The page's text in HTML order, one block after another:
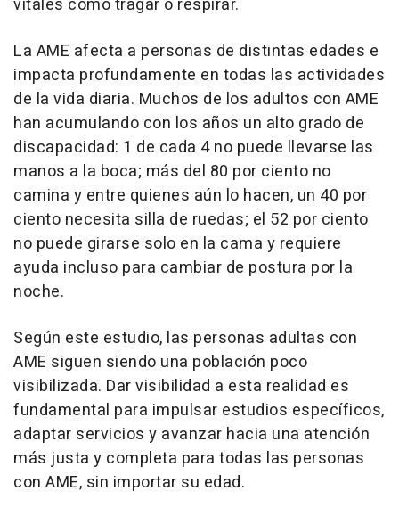
vitales como tragar o respirar.
La AME afecta a personas de distintas edades e
impacta profundamente en todas las actividades
de la vida diaria. Muchos de los adultos con AME
han acumulando con los años un alto grado de
discapacidad: 1 de cada 4 no puede llevarse las
manos a la boca; más del 80 por ciento no
camina y entre quienes aún lo hacen, un 40 por
ciento necesita silla de ruedas; el 52 por ciento
no puede girarse solo en la cama y requiere
ayuda incluso para cambiar de postura por la
noche.
Según este estudio, las personas adultas con
AME siguen siendo una población poco
visibilizada. Dar visibilidad a esta realidad es
fundamental para impulsar estudios específicos,
adaptar servicios y avanzar hacia una atención
más justa y completa para todas las personas
con AME, sin importar su edad.